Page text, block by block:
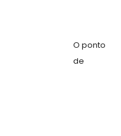
O ponto
de